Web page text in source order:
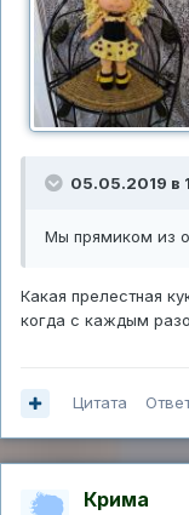
05.05.2019 в
Мы прямиком из
Какая прелестная
когда с каждым
Цитата
Крима